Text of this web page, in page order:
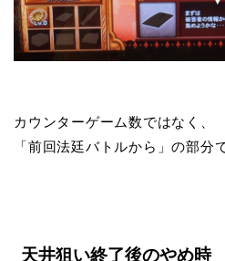
カウンターゲーム数ではなく、
「前回法廷バトルから」の部分
天井狙い終了後のやめ時